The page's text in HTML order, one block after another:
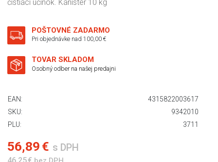
čistiaci účinok. Kanister 10 kg
POŠTOVNÉ ZADARMO
Pri objednávke nad 100,00 €
TOVAR SKLADOM
Osobný odber na našej predajni
EAN:
4315822003617
SKU:
9342010
PLU:
3711
56,89 € s DPH